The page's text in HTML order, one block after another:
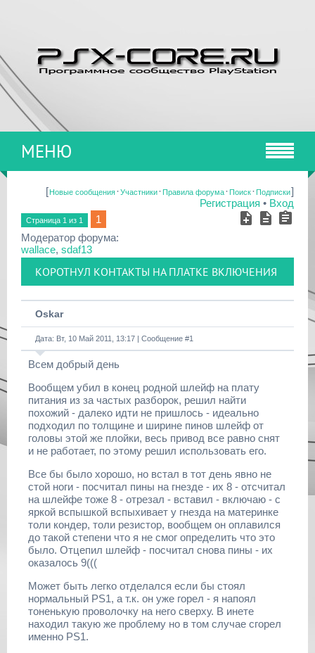
МЕНЮ
[Новые сообщения·Участники·Правила форума·Поиск·Подписки]
Регистрация • Вход
Страница 1 из 1
1
Модератор форума:
wallace, sdaf13
КОРОТНУЛ КОНТАКТЫ НА ПЛАТКЕ ВКЛЮЧЕНИЯ
Oskar
Дата: Вт, 10 Май 2011, 13:17 | Сообщение #1
Всем добрый день
Вообщем убил в конец родной шлейф на плату
питания из за частых разборок, решил найти
похожий - далеко идти не пришлось - идеально
подходил по толщине и ширине пинов шлейф от
головы этой же плойки, весь привод все равно снят
и не работает, по этому решил использовать его.
Все бы было хорошо, но встал в тот день явно не
стой ноги - посчитал пины на гнезде - их 8 - отсчитал
на шлейфе тоже 8 - отрезал - вставил - включаю - с
яркой вспышкой вспыхивает у гнезда на материнке
толи кондер, толи резистор, вообщем он оплавился
до такой степени что я не смог определить что это
было. Отцепил шлейф - посчитал снова пины - их
оказалось 9(((
Может быть легко отделался если бы стоял
нормальный PS1, а т.к. он уже горел - я напоял
тоненькую проволочку на него сверху. В инете
находил такую же проблему но в том случае сгорел
именно PS1.